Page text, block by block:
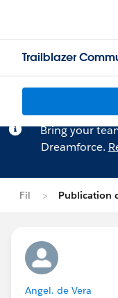
Trailblazer
Bring your
Dreamforce.
Fil Publication
Angel. de Vera